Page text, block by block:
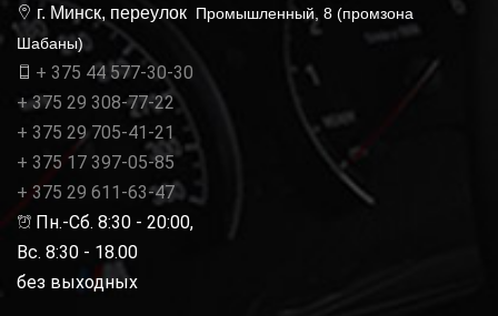
г. Минск, переулок Промышленный, 8 (промзона
Шабаны)
+ 375 44 577-30-30
+ 375 29 308-77-22
+ 375 29 705-41-21
+ 375 17 397-05-85
+ 375 29 611-63-47
Пн.-Сб. 8:30 - 20:00,
Вс. 8:30 - 18.00
без выходных